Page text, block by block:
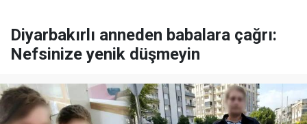
Diyarbakırlı anneden babalara çağrı:
Nefsinize yenik düşmeyin